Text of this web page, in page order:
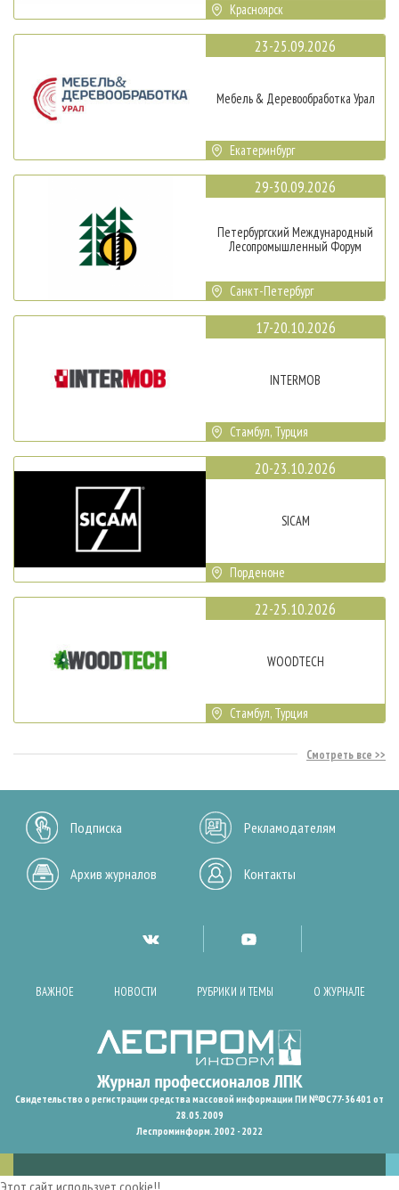
Красноярск
23-25.09.2026
Мебель & Деревообработка Урал
Екатеринбург
29-30.09.2026
Петербургский Международный
Лесопромышленный Форум
Санкт-Петербург
17-20.10.2026
INTERMOB
Стамбул, Турция
20-23.10.2026
SICAM
Порденоне
22-25.10.2026
WOODTECH
Стамбул, Турция
Смотреть все
Подписка Рекламодателям
Архив журналов Контакты
ВАЖНОЕ НОВОСТИ РУБРИКИ И ТЕМЫ О ЖУРНАЛЕ
Свидетельство о регистрации средства массовой информации ПИ №ФС77-36401 от
28.05.2009
Леспроминформ. 2002 - 2022